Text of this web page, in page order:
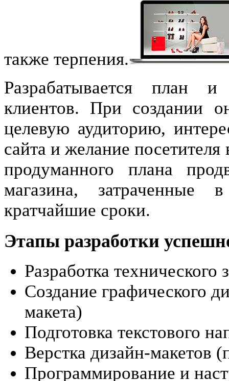
также терпения.
Разрабатывается план
клиентов. При создании
целевую аудиторию,
сайта и желание
продуманного плана
магазина,
кратчайшие сроки.
Этапы разработки
Разработка технического
Создание графического
макета)
Подготовка текстового
Верстка дизайн-макетов
Программирование и